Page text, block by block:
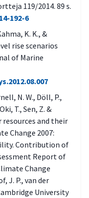
119/2014. 89 s.
192-6
K. K., &
rise scenarios
of Marine
N. W., Döll, P.,
T., Sen, Z. &
resources and their
Change 2007:
Contribution of
Report of
Change
J. P., van der
University